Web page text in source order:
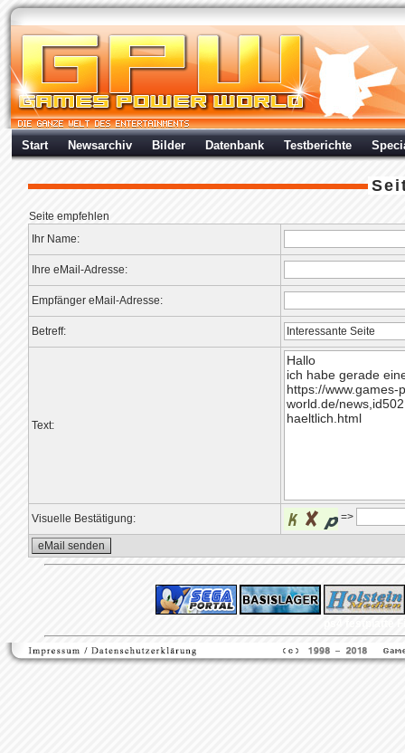
Start Newsarchiv Bilder Datenbank Testberichte
Seite empfehlen
Ihr Name:
Ihre eMail-Adresse:
Empfänger eMail-Adresse:
Betreff:
Text:
Visuelle Bestätigung: =>